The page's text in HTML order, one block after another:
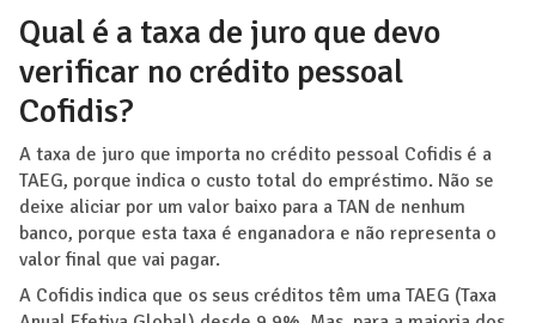
Qual é a taxa de juro que devo
verificar no crédito pessoal
Cofidis?
A taxa de juro que importa no crédito pessoal Cofidis é a
TAEG, porque indica o custo total do empréstimo. Não se
deixe aliciar por um valor baixo para a TAN de nenhum
banco, porque esta taxa é enganadora e não representa o
valor final que vai pagar.
A Cofidis indica que os seus créditos têm uma TAEG (Taxa